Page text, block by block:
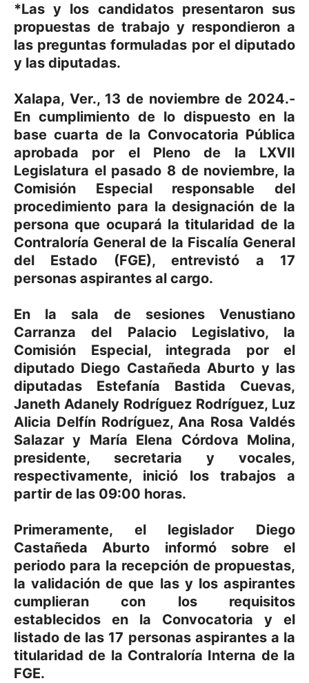
*Las y los candidatos presentaron sus
propuestas de trabajo y respondieron a
las preguntas formuladas por el diputado
y las diputadas.
Xalapa, Ver., 13 de noviembre de 2024.-
En cumplimiento de lo dispuesto en la
base cuarta de la Convocatoria Pública
aprobada por el Pleno de la LXVII
Legislatura el pasado 8 de noviembre, la
Comisión Especial responsable del
procedimiento para la designación de la
persona que ocupará la titularidad de la
Contraloría General de la Fiscalía General
del Estado (FGE), entrevistó a 17
personas aspirantes al cargo.
En la sala de sesiones Venustiano
Carranza del Palacio Legislativo, la
Comisión Especial, integrada por el
diputado Diego Castañeda Aburto y las
diputadas Estefanía Bastida Cuevas,
Janeth Adanely Rodríguez Rodríguez, Luz
Alicia Delfín Rodríguez, Ana Rosa Valdés
Salazar y María Elena Córdova Molina,
presidente, secretaria y vocales,
respectivamente, inició los trabajos a
partir de las 09:00 horas.
Primeramente, el legislador Diego
Castañeda Aburto informó sobre el
periodo para la recepción de propuestas,
la validación de que las y los aspirantes
cumplieran con los requisitos
establecidos en la Convocatoria y el
listado de las 17 personas aspirantes a la
titularidad de la Contraloría Interna de la
FGE.